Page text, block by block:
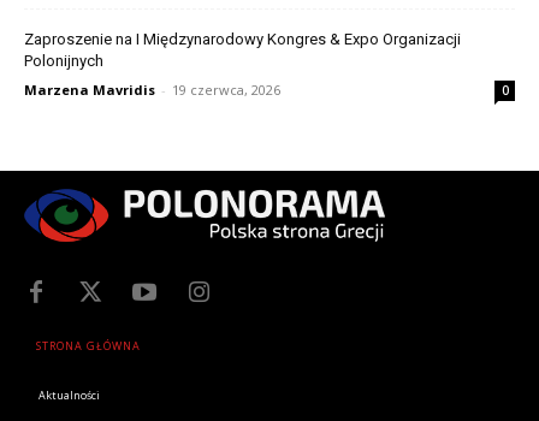
Zaproszenie na I Międzynarodowy Kongres & Expo Organizacji
Polonijnych
Marzena Mavridis - 19 czerwca, 2026 0
STRONA GŁÓWNA
Aktualności